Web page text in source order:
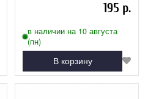
195 р.
в наличии на 10 августа
(пн)
В корзину